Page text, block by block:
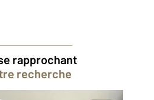
rapprochant
recherche